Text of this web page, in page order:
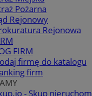
Pożarna
Rejonowy
Rejonowa
FIRM
firmę do katalogu
firm
- Skup